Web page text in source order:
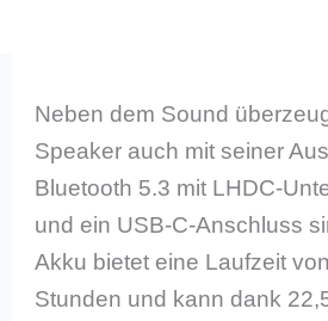
Neben dem Sound
Speaker auch mit seiner
Bluetooth 5.3 mit LHDC-
und ein USB-C-Anschluss
Akku bietet eine Laufzeit
Stunden und kann dank